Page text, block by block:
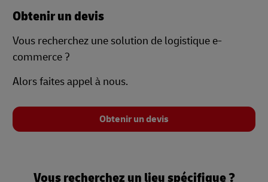
Obtenir un devis
Vous recherchez une solution de logistique e-
commerce ?
Alors faites appel à nous.
Obtenir un devis
Vous recherchez un lieu spécifique ?